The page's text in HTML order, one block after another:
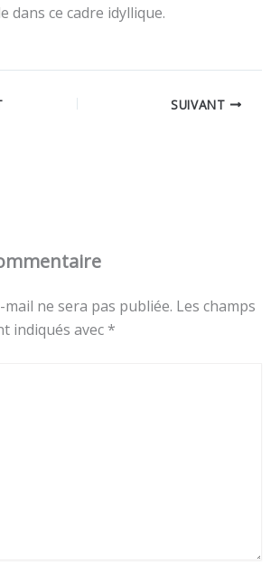
dans ce cadre idyllique.
SUIVANT
ne sera pas publiée. Les champs
indiqués avec *